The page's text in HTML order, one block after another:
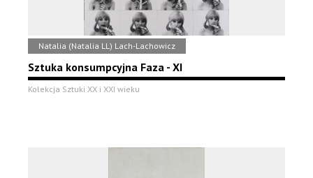
Natalia (Natalia LL) Lach-Lachowicz
Sztuka konsumpcyjna Faza - XI
Kolekcja Sztuki XX i XXI wieku